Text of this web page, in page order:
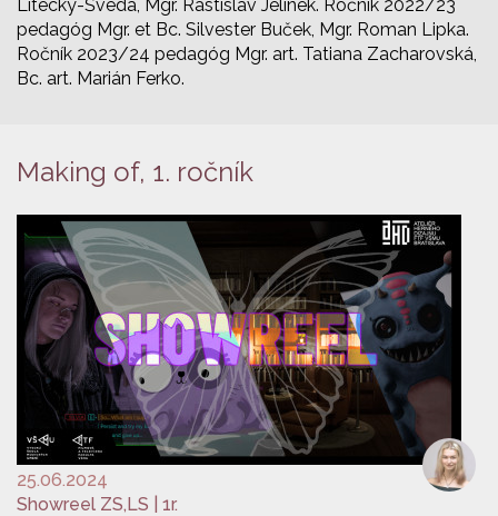
Litecký-Šveda, Mgr. Rastislav Jelínek. Ročník 2022/23
pedagóg Mgr. et Bc. Silvester Buček, Mgr. Roman Lipka.
Ročník 2023/24 pedagóg Mgr. art. Tatiana Zacharovská,
Bc. art. Marián Ferko.
Making of, 1. ročník
25.06.2024
Showreel ZS,LS | 1r.